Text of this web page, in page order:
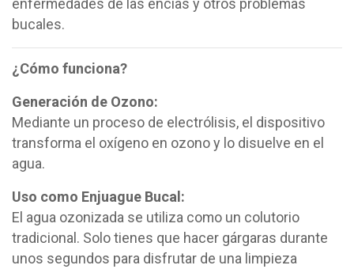
enfermedades de las encías y otros problemas
bucales.
¿Cómo funciona?
Generación de Ozono:
Mediante un proceso de electrólisis, el dispositivo
transforma el oxígeno en ozono y lo disuelve en el
agua.
Uso como Enjuague Bucal:
El agua ozonizada se utiliza como un colutorio
tradicional. Solo tienes que hacer gárgaras durante
unos segundos para disfrutar de una limpieza